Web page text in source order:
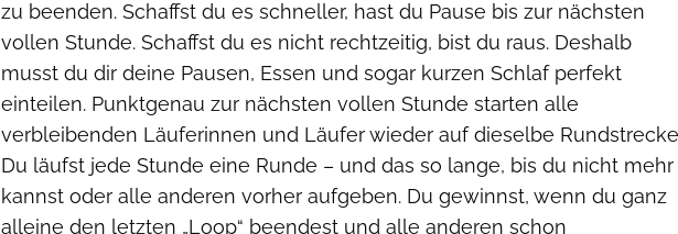
zu beenden. Schaffst du es schneller, hast du Pause bis zur nächsten
vollen Stunde. Schaffst du es nicht rechtzeitig, bist du raus. Deshalb
musst du dir deine Pausen, Essen und sogar kurzen Schlaf perfekt
einteilen. Punktgenau zur nächsten vollen Stunde starten alle
verbleibenden Läuferinnen und Läufer wieder auf dieselbe
Du läufst jede Stunde eine Runde – und das so lange, bis du nicht mehr
kannst oder alle anderen vorher aufgeben. Du gewinnst, wenn du ganz
alleine den letzten „Loop“ beendest und alle anderen schon